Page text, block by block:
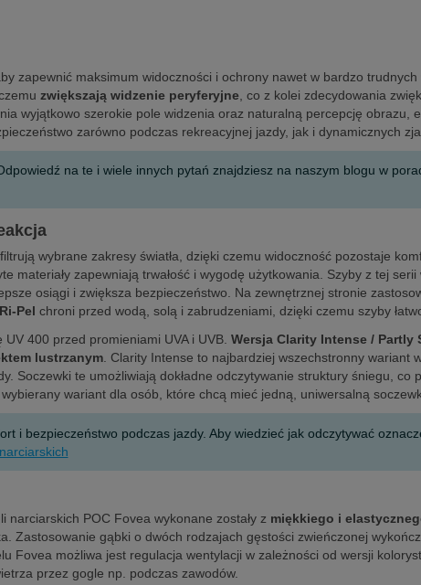
zapewnić maksimum widoczności i ochrony nawet w bardzo
zwiększają widzenie peryferyjne , co z kolei zdecydowania
wyjątkowo szerokie pole widzenia oraz naturalną percepcję obrazu,
zarówno podczas rekreacyjnej jazdy, jak i dynamicznych
na te i wiele innych pytań znajdziesz na naszym blogu w
wybrane zakresy światła, dzięki czemu widoczność pozostaje
materiały zapewniają trwałość i wygodę użytkowania. Szyby z tej
osiągi i zwiększa bezpieczeństwo. Na zewnętrznej stronie
Pel chroni przed wodą, solą i zabrudzeniami, dzięki czemu szyby
400 przed promieniami UVA i UVB. Wersja Clarity Intense / Partly
lustrzanym . Clarity Intense to najbardziej wszechstronny wariant
Soczewki te umożliwiają dokładne odczytywanie struktury śniegu, co
wariant dla osób, które chcą mieć jedną, uniwersalną
i bezpieczeństwo podczas jazdy. Aby wiedzieć jak odczytywać
POC Fovea wykonane zostały z miękkiego i
Zastosowanie gąbki o dwóch rodzajach gęstości zwieńczonej
Fovea możliwa jest regulacja wentylacji w zależności od wersji
przez gogle np. podczas zawodów.